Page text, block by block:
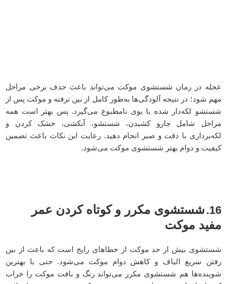
عجله در زمان شستشوی موکت می‌تواند باعث حذف برخی مراحل
مهم شود؛ در نتیجه آلودگی‌ها به‌طور کامل از بین نرفته و موکت پس از
شستشو لکه‌دار شده یا بوی نامطبوع می‌گیرد. پس بهتر است همه
مراحل شامل جارو کشیدن، شستشو، آبکشی، خشک کردن و
لکه‌برداری با دقت و صبر انجام دهید. رعایت این نکات باعث تضمین
کیفیت و دوام بهتر شستشوی موکت می‌شود.
16. شستشوی مکرر و کوتاه کردن عمر
مفید موکت
شستشوی بیش از حد موکت از خطاهای رایج است که باعث از بین
رفتن سریع الیاف و کاهش دوام موکت می‌شود. حتی با بهترین
شوینده‌ها هم شستشوی مکرر می‌تواند رنگ و بافت موکت را خراب